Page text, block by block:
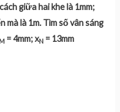
giữa hai khe là 1mm;
mà là 1m. Tìm số vân sáng
= 4mm; xN = 13mm